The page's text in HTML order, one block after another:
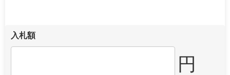
入札額
円